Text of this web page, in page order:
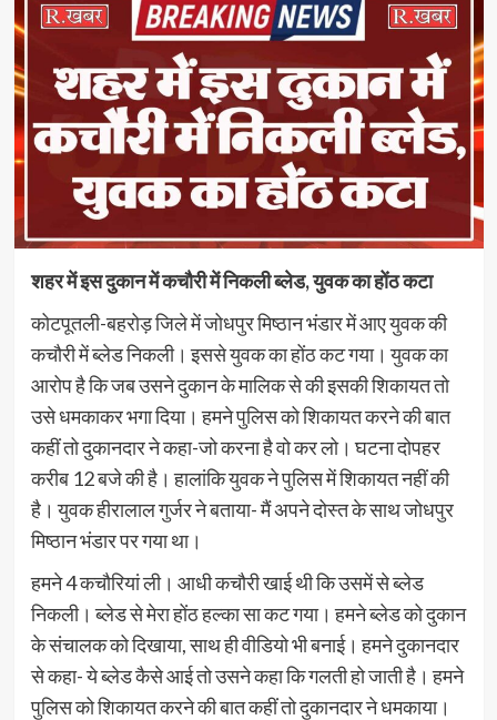
शहर में इस दुकान में कचौरी में निकली ब्लेड, युवक का होंठ कटा
कोटपूतली-बहरोड़ जिले में जोधपुर मिष्ठान भंडार में आए युवक की
कचौरी में ब्लेड निकली। इससे युवक का होंठ कट गया। युवक का
आरोप है कि जब उसने दुकान के मालिक से की इसकी शिकायत तो
उसे धमकाकर भगा दिया। हमने पुलिस को शिकायत करने की बात
कहीं तो दुकानदार ने कहा-जो करना है वो कर लो। घटना दोपहर
करीब 12 बजे की है। हालांकि युवक ने पुलिस में शिकायत नहीं की
है। युवक हीरालाल गुर्जर ने बताया- मैं अपने दोस्त के साथ जोधपुर
मिष्ठान भंडार पर गया था।
हमने 4 कचौरियां ली। आधी कचौरी खाई थी कि उसमें से ब्लेड
निकली। ब्लेड से मेरा होंठ हल्का सा कट गया। हमने ब्लेड को दुकान
के संचालक को दिखाया, साथ ही वीडियो भी बनाई। हमने दुकानदार
से कहा- ये ब्लेड कैसे आई तो उसने कहा कि गलती हो जाती है। हमने
पुलिस को शिकायत करने की बात कहीं तो दुकानदार ने धमकाया।